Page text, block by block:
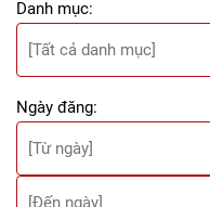
Danh mục:
Ngày đăng: